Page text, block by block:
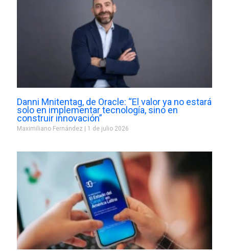
Danni Mnitentag, de Oracle: “El valor ya no estará
solo en implementar tecnología, sino en
construir innovación”
Maximiliano Fernández 1 de julio 2026